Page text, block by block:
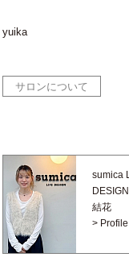
yuika
サロンについて
sumica
結花
> Profile